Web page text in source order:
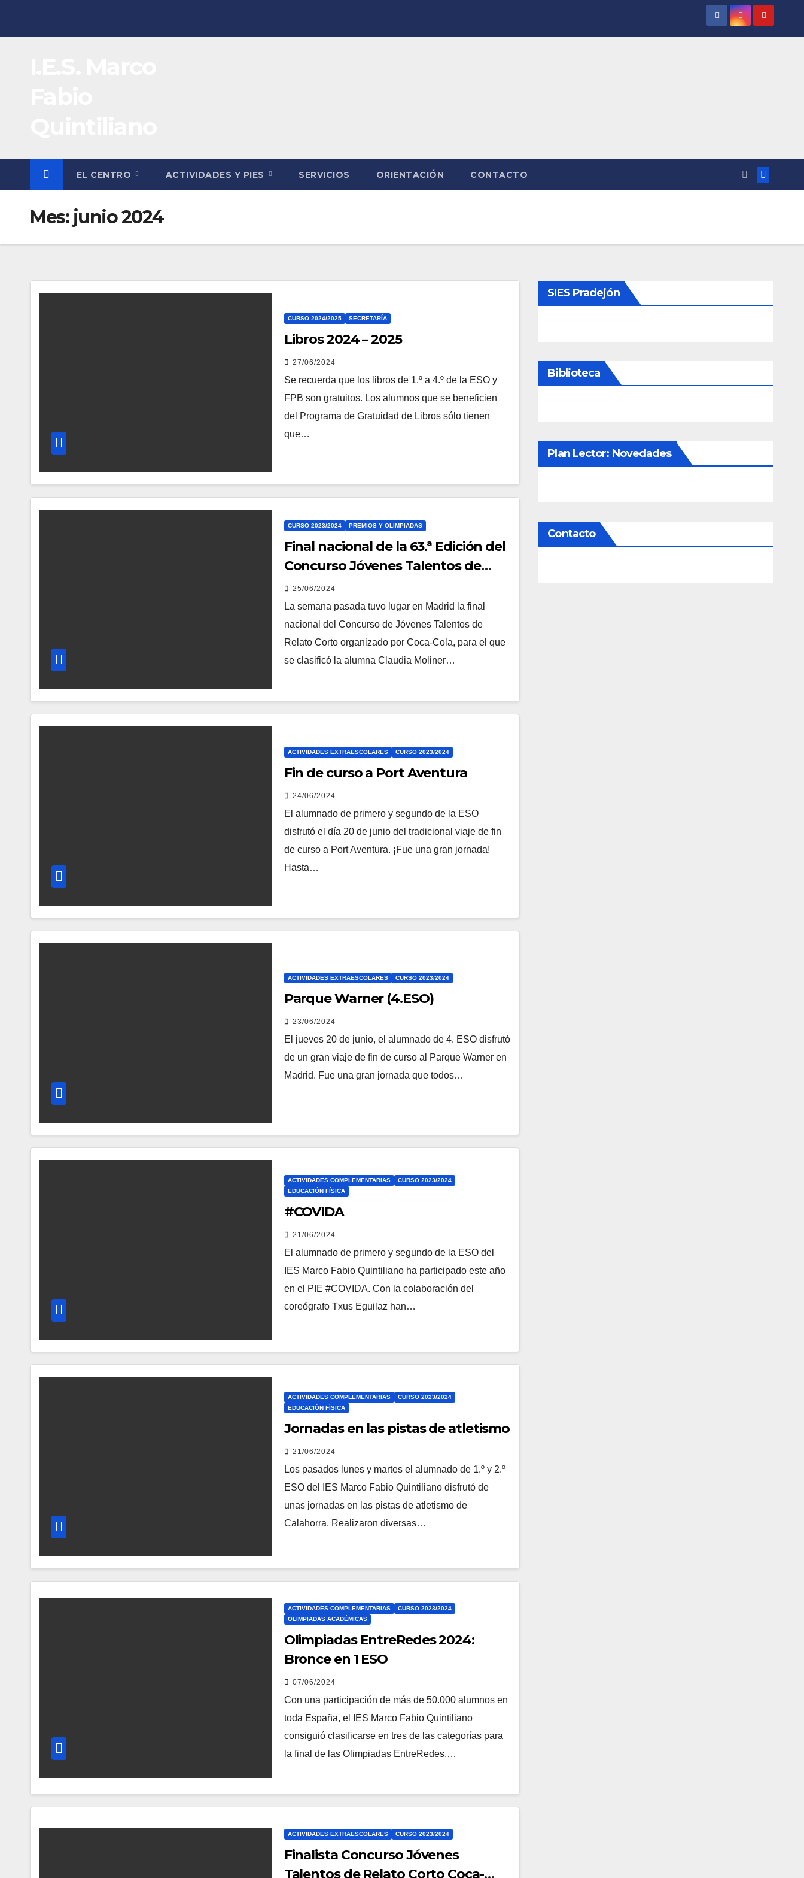
EL CENTRO ACTIVIDADES Y PIES SERVICIOS ORIENTACIÓN CONTACTO
Mes: junio 2024
CURSO 2024/2025 SECRETARÍA
Libros 2024 – 2025
27/06/2024
Se recuerda que los libros de 1.º a 4.º de la ESO y
FPB son gratuitos. Los alumnos que se beneficien
del Programa de Gratuidad de Libros sólo tienen
que…
CURSO 2023/2024 PREMIOS Y OLIMPIADAS
Final nacional de la 63.ª Edición del
Concurso Jóvenes Talentos de
Relato Corto
25/06/2024
La semana pasada tuvo lugar en Madrid la final
nacional del Concurso de Jóvenes Talentos de
Relato Corto organizado por Coca-Cola, para el que
se clasificó la alumna Claudia Moliner…
ACTIVIDADES EXTRAESCOLARES CURSO 2023/2024
Fin de curso a Port Aventura
24/06/2024
El alumnado de primero y segundo de la ESO
disfrutó el día 20 de junio del tradicional viaje de fin
de curso a Port Aventura. ¡Fue una gran jornada!
Hasta…
ACTIVIDADES EXTRAESCOLARES CURSO 2023/2024
Parque Warner (4.ESO)
23/06/2024
El jueves 20 de junio, el alumnado de 4. ESO disfrutó
de un gran viaje de fin de curso al Parque Warner en
Madrid. Fue una gran jornada que todos…
ACTIVIDADES COMPLEMENTARIAS
CURSO 2023/2024
EDUCACIÓN FÍSICA
#COVIDA
21/06/2024
El alumnado de primero y segundo de la ESO del
IES Marco Fabio Quintiliano ha participado este año
en el PIE #COVIDA. Con la colaboración del
coreógrafo Txus Eguilaz han…
ACTIVIDADES COMPLEMENTARIAS
CURSO 2023/2024
EDUCACIÓN FÍSICA
Jornadas en las pistas de atletismo
21/06/2024
Los pasados lunes y martes el alumnado de 1.º y 2.º
ESO del IES Marco Fabio Quintiliano disfrutó de
unas jornadas en las pistas de atletismo de
Calahorra. Realizaron diversas…
ACTIVIDADES COMPLEMENTARIAS
CURSO 2023/2024
OLIMPIADAS ACADÉMICAS
Olimpiadas EntreRedes 2024:
Bronce en 1 ESO
07/06/2024
Con una participación de más de 50.000 alumnos en
toda España, el IES Marco Fabio Quintiliano
consiguió clasificarse en tres de las categorías para
la final de las Olimpiadas EntreRedes.…
ACTIVIDADES EXTRAESCOLARES CURSO 2023/2024
Finalista Concurso Jóvenes
Talentos de Relato Corto Coca-
SIES Pradejón
Biblioteca
Plan Lector: Novedades
Contacto